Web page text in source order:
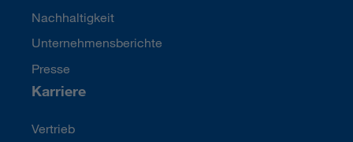
Nachhaltigkeit
Unternehmensberichte
Presse
Karriere
Vertrieb